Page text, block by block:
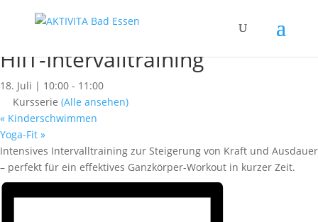
« Alle Kurse
HIIT-Intervalltraining
18. Juli | 10:00 - 11:00
Kursserie (Alle ansehen)
« Kinderschwimmen
Yoga-Fit »
Intensives Intervalltraining zur Steigerung von Kraft und Ausdauer
– perfekt für ein effektives Ganzkörper-Workout in kurzer Zeit.